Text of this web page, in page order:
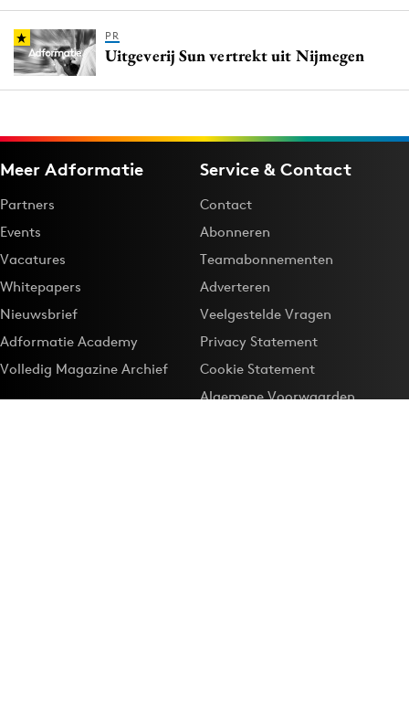
PR
Uitgeverij Sun vertrekt uit Nijmegen
Meer Adformatie
Partners
Events
Vacatures
Whitepapers
Nieuwsbrief
Adformatie Academy
Volledig Magazine Archief
Service & Contact
Contact
Abonneren
Teamabonnementen
Adverteren
Veelgestelde Vragen
Privacy Statement
Cookie Statement
Algemene Voorwaarden